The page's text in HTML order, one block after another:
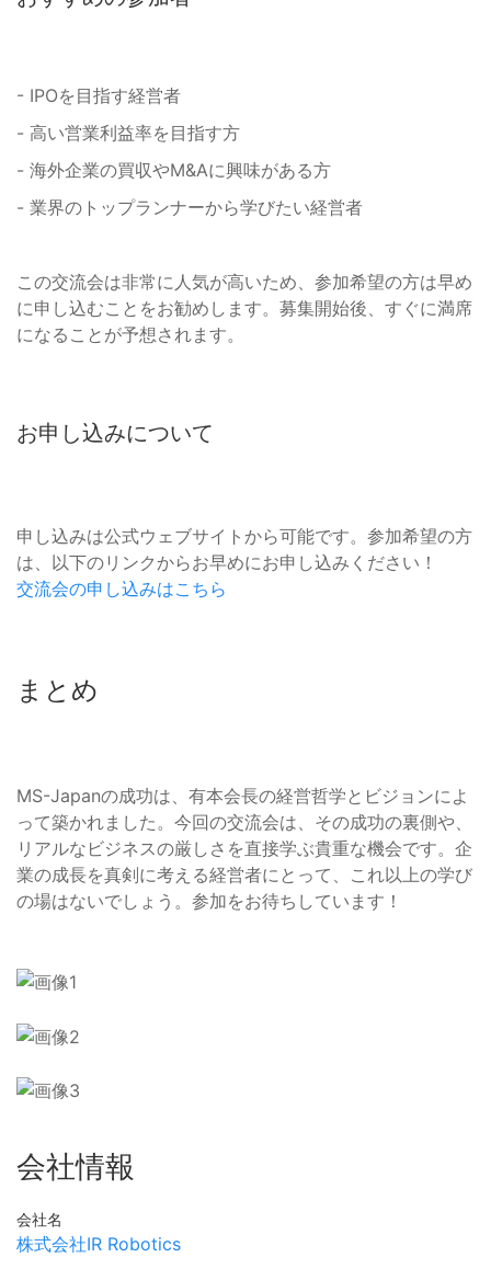
- IPOを目指す経営者
- 高い営業利益率を目指す方
- 海外企業の買収やM&Aに興味がある方
- 業界のトップランナーから学びたい経営者
この交流会は非常に人気が高いため、参加希望の方は早め
に申し込むことをお勧めします。募集開始後、すぐに満席
になることが予想されます。
お申し込みについて
申し込みは公式ウェブサイトから可能です。参加希望の方
は、以下のリンクからお早めにお申し込みください！
交流会の申し込みはこちら
まとめ
MS-Japanの成功は、有本会長の経営哲学とビジョンによ
って築かれました。今回の交流会は、その成功の裏側や、
リアルなビジネスの厳しさを直接学ぶ貴重な機会です。企
業の成長を真剣に考える経営者にとって、これ以上の学び
の場はないでしょう。参加をお待ちしています！
会社情報
会社名
株式会社IR Robotics